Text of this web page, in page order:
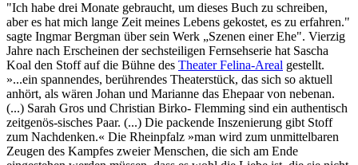
"Ich habe drei Monate gebraucht, um dieses Buch zu schreiben,
aber es hat mich lange Zeit meines Lebens gekostet, es zu erfahren."
sagte Ingmar Bergman über sein Werk „Szenen einer Ehe". Vierzig
Jahre nach Erscheinen der sechsteiligen Fernsehserie hat Sascha
Koal den Stoff auf die Bühne des Theater Felina-Areal gestellt.
»...ein spannendes, berührendes Theaterstück, das sich so aktuell
anhört, als wären Johan und Marianne das Ehepaar von nebenan.
(...) Sarah Gros und Christian Birko- Flemming sind ein authentisch
zeitgenös-sisches Paar. (...) Die packende Inszenierung gibt Stoff
zum Nachdenken.« Die Rheinpfalz »man wird zum unmittelbaren
Zeugen des Kampfes zweier Menschen, die sich am Ende